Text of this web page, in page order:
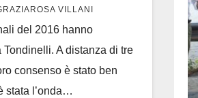
VILLANI
del 2016 hanno
A distanza di tre
consenso è stato ben
stata l’onda…